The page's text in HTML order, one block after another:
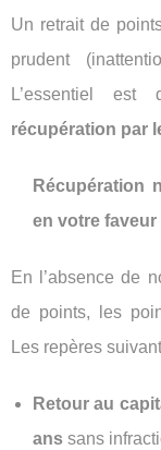
Un retrait de
prudent
L’essentiel
récupération par
Récupération
en votre faveur
En l’absence de
de points, les
Les repères
Retour au
ans sans